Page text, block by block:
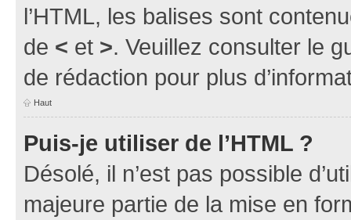
l’HTML, les balises sont
de < et >. Veuillez consulter le
de rédaction pour plus
Haut
Puis-je utiliser de l’HTML ?
Désolé, il n’est pas possible
majeure partie de la mise en